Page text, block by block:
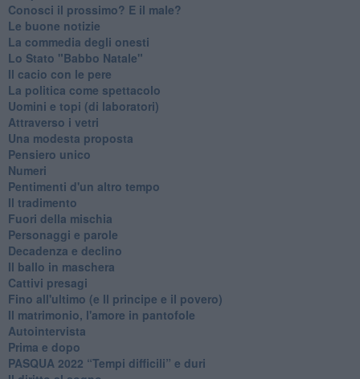
Conosci il prossimo? E il male?
Le buone notizie
La commedia degli onesti
Lo Stato "Babbo Natale"
Il cacio con le pere
La politica come spettacolo
Uomini e topi (di laboratori)
Attraverso i vetri
Una modesta proposta
Pensiero unico
Numeri
Pentimenti d'un altro tempo
Il tradimento
Fuori della mischia
Personaggi e parole
Decadenza e declino
Il ballo in maschera
Cattivi presagi
Fino all'ultimo (e Il principe e il povero)
Il matrimonio, l'amore in pantofole
Autointervista
Prima e dopo
​PASQUA 2022 “Tempi difficili” e duri